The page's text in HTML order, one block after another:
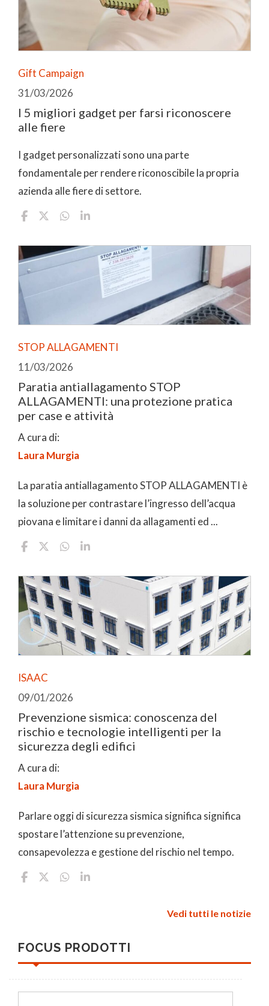
Gift Campaign
31/03/2026
I 5 migliori gadget per farsi riconoscere
alle fiere
I gadget personalizzati sono una parte
fondamentale per rendere riconoscibile la propria
azienda alle fiere di settore.
STOP ALLAGAMENTI
11/03/2026
Paratia antiallagamento STOP
ALLAGAMENTI: una protezione pratica
per case e attività
A cura di:
Laura Murgia
La paratia antiallagamento STOP ALLAGAMENTI è
la soluzione per contrastare l’ingresso dell’acqua
piovana e limitare i danni da allagamenti ed ...
ISAAC
09/01/2026
Prevenzione sismica: conoscenza del
rischio e tecnologie intelligenti per la
sicurezza degli edifici
A cura di:
Laura Murgia
Parlare oggi di sicurezza sismica significa significa
spostare l’attenzione su prevenzione,
consapevolezza e gestione del rischio nel tempo.
Vedi tutti le notizie
FOCUS PRODOTTI